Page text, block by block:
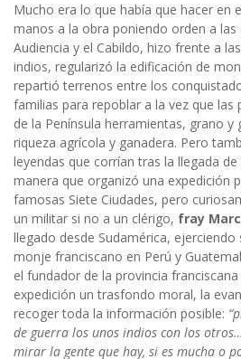
Mucho era lo que había que hacer en
manos a la obra poniendo orden a las
Audiencia y el Cabildo, hizo frente a
indios, regularizó la edificación de
repartió terrenos entre los
familias para repoblar a la vez que
de la Península herramientas, grano
riqueza agrícola y ganadera. Pero
leyendas que corrían tras la llegada de
manera que organizó una expedición
famosas Siete Ciudades, pero
un militar si no a un clérigo, fray
llegado desde Sudamérica,
monje franciscano en Perú y
el fundador de la provincia
expedición un trasfondo moral, la
recoger toda la información posible:
de guerra los unos indios con los
mirar la gente que hay, si es mucha o